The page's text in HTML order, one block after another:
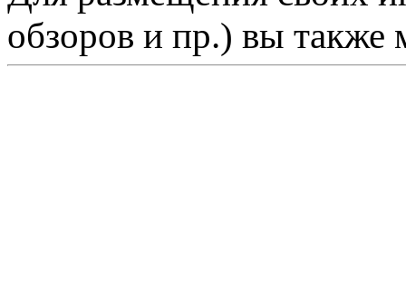
обзоров и пр.) вы также